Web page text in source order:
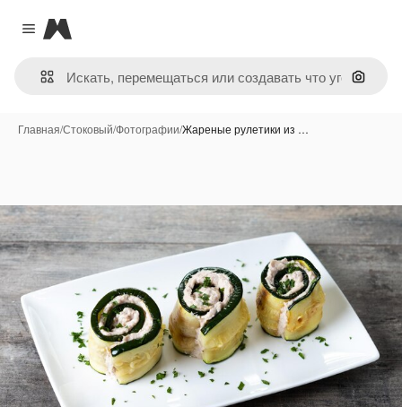
Close menu
Magnific
Поиск
Главная/Стоковый/Фотографии/Жареные рулетики из …